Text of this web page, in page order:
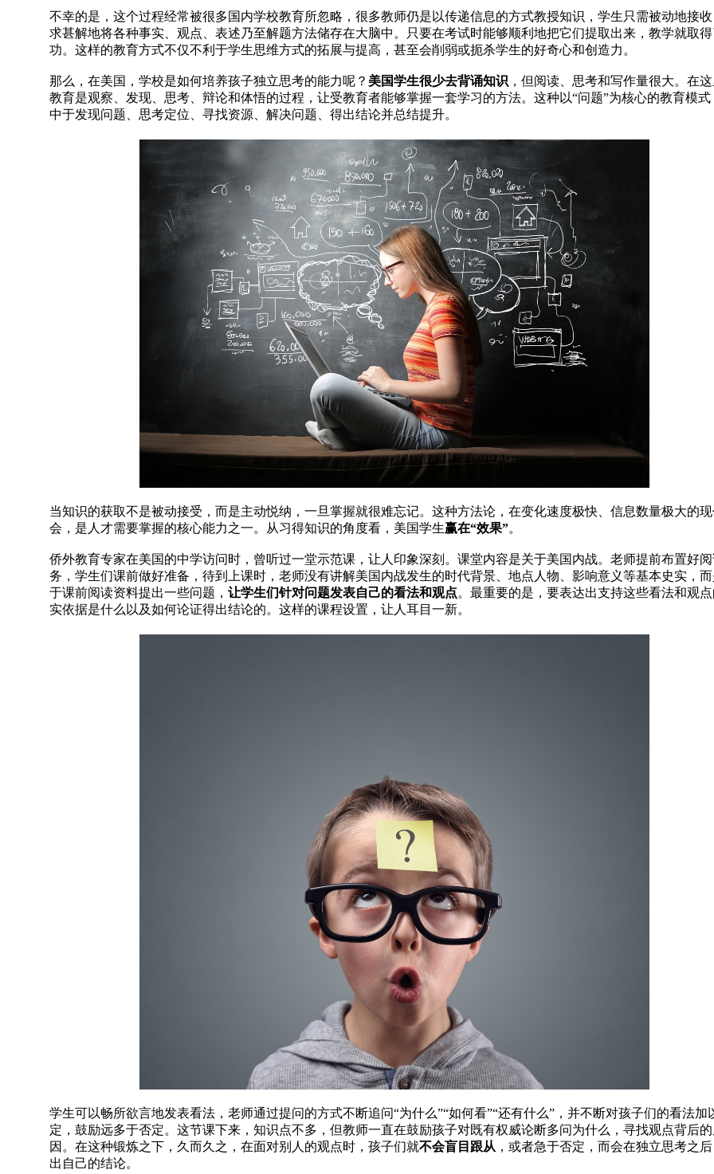
不幸的是，这个过程经常被很多国内学校教育所忽略，很多教师仍是以传递信息的方式教授知识，学生只需被动地接
求甚解地将各种事实、观点、表述乃至解题方法储存在大脑中。只要在考试时能够顺利地把它们提取出来，教学就取
功。这样的教育方式不仅不利于学生思维方式的拓展与提高，甚至会削弱或扼杀学生的好奇心和创造力。
那么，在美国，学校是如何培养孩子独立思考的能力呢？ 美国学生很少去背诵知识 ，但阅读、思考和写作量很大。在这
教育是观察、发现、思考、辩论和体悟的过程，让受教育者能够掌握一套学习的方法。这种以“问题”为核心的教育模式
中于发现问题、思考定位、寻找资源、解决问题、得出结论并总结提升。
当知识的获取不是被动接受，而是主动悦纳，一旦掌握就很难忘记。这种方法论，在变化速度极快、信息数量极大的
会，是人才需要掌握的核心能力之一。从习得知识的角度看，美国学生赢在“效果”。
侨外教育专家在美国的中学访问时，曾听过一堂示范课，让人印象深刻。课堂内容是关于美国内战。老师提前布置好
务，学生们课前做好准备，待到上课时，老师没有讲解美国内战发生的时代背景、地点人物、影响意义等基本史实，
于课前阅读资料提出一些问题， 让学生们针对问题发表自己的看法和观点。最重要的是，要表达出支持这些看法和观点
实依据是什么以及如何论证得出结论的。这样的课程设置，让人耳目一新。
学生可以畅所欲言地发表看法，老师通过提问的方式不断追问“为什么”“如何看”“还有什么”，并不断对孩子们的看法加
定，鼓励远多于否定。这节课下来，知识点不多，但教师一直在鼓励孩子对既有权威论断多问为什么，寻找观点背后
因。在这种锻炼之下，久而久之，在面对别人的观点时，孩子们就不会盲目跟从 ，或者急于否定，而会在独立思考之
出自己的结论。